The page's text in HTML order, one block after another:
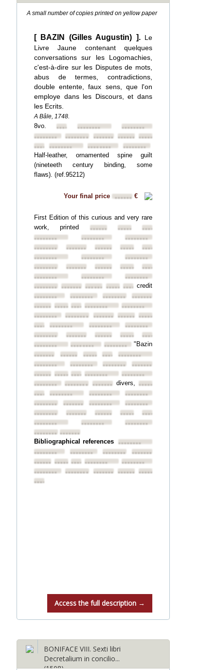
A small number of copies printed on yellow paper
[ BAZIN (Gilles Augustin) ]. Le
Livre Jaune contenant quelques
conversations sur les Logomachies,
c'est-à-dire sur les Disputes de mots,
abus de termes, contradictions,
double entente, faux sens, que l'on
employe dans les Discours, et dans
les Ecrits.
A Bâle, 1748.
8vo.••••••••••••••••
••••••••
••••••••
•••••••• •••••••• ••••••••••••••••
•••••••••••••••• ••••••••
••••••••
Half-leather, ornamented spine guilt
(nineteeth century binding, some
flaws). (ref.95212)
Your final price •••••• €
First Edition of this curious and very rare
work, printed •••••••• ••••••••
••••••••
••••••••
••••••••
••••••••
••••••••
•••••••• •••••••• ••••••••••••••••
••••••••
••••••••
••••••••
••••••••
•••••••• •••••••• ••••••••••••••••
••••••••
••••••••
••••••••
•••••••• •••••••• ••••••••••••••••••••••••
credit
••••••••
•••••••• ••••••••
••••••••
••••••••••••••••••••••••••••••••
••••••••
••••••••
•••••••• •••••••• ••••••••••••••••
•••••••••••••••• ••••••••
••••••••
••••••••
•••••••• •••••••• ••••••••••••••••
••••••••
•••••••• ••••••••
"Bazin
••••••••
••••••••••••••••••••••••••••••••
••••••••
•••••••• ••••••••
••••••••
••••••••••••••••••••••••••••••••
••••••••
••••••••
•••••••• •••••••• divers, ••••••••
•••••••••••••••• ••••••••
••••••••
••••••••
•••••••• ••••••••
••••••••
••••••••
•••••••• •••••••• ••••••••••••••••
••••••••
••••••••
••••••••
•••••••• ••••••••
Bibliographical references ••••••••
••••••••
•••••••• ••••••••
••••••••
••••••••••••••••••••••••••••••••
••••••••
••••••••
•••••••• •••••••• ••••••••••••••••
••••••••
Access the full description →
BONIFACE VIII. Sexti libri
Decretalium in concilio...